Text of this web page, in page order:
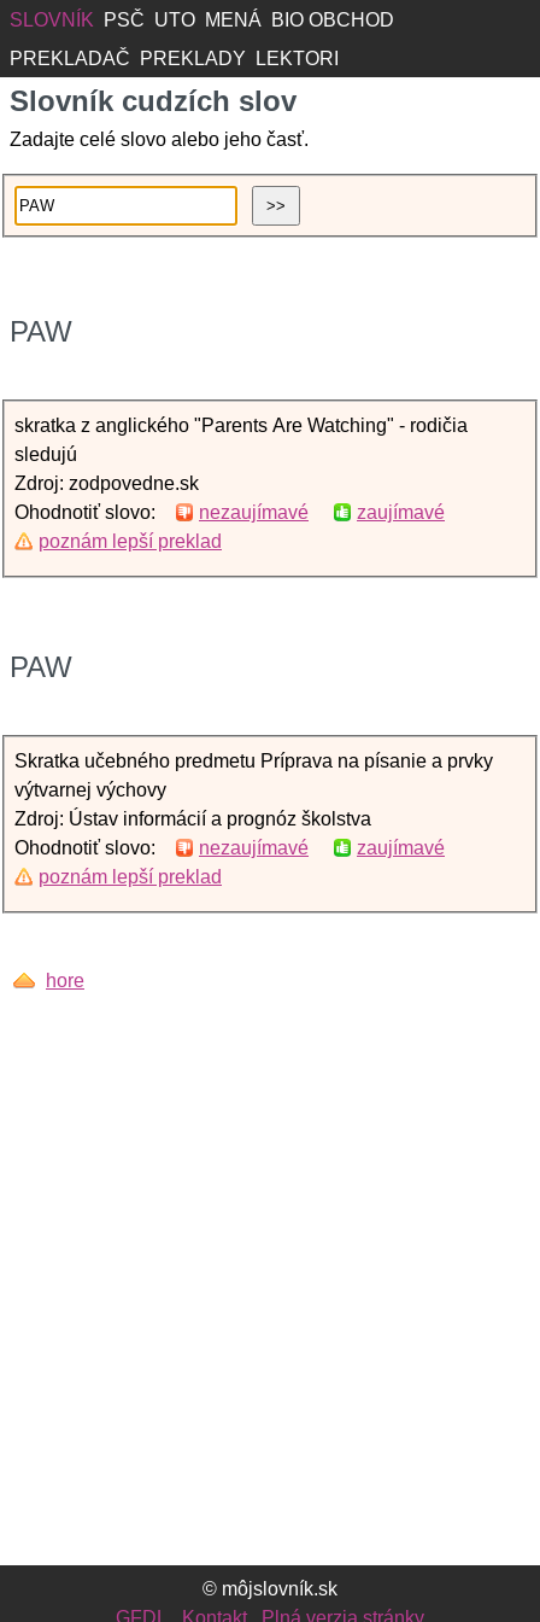
SLOVNÍK PSČ UTO MENÁ
BIO OBCHOD
PREKLADAČ
PREKLADY LEKTORI
Slovník cudzích slov
Zadajte celé slovo alebo jeho časť.
PAW
skratka z anglického "Parents Are Watching" - rodičia
sledujú
Zdroj: zodpovedne.sk
Ohodnotiť slovo:
nezaujímavé
zaujímavé
poznám lepší preklad
PAW
Skratka učebného predmetu Príprava na písanie a prvky
výtvarnej výchovy
Zdroj: Ústav informácií a prognóz školstva
Ohodnotiť slovo:
nezaujímavé
zaujímavé
poznám lepší preklad
hore
© môjslovník.sk
GFDL
Kontakt Plná verzia stránky